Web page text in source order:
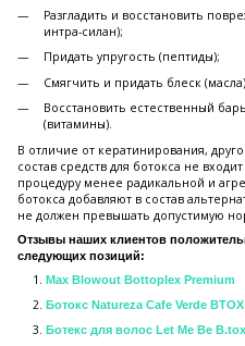
Разгладить и восстановить
интра-силан);
Придать упругость (пептиды);
Смягчить и придать блеск
Восстановить естественный
(витамины).
В отличие от кератинирования,
состав средств для ботокса не
процедуру менее радикальной и
ботокса добавляют в состав
не должен превышать допустимую
Отзывы наших клиентов
следующих позиций:
Max Blowout Bottoplex Premium
Ботокс Natureza Cafe Verde BTOX
Ботекс для волос Let Me Be